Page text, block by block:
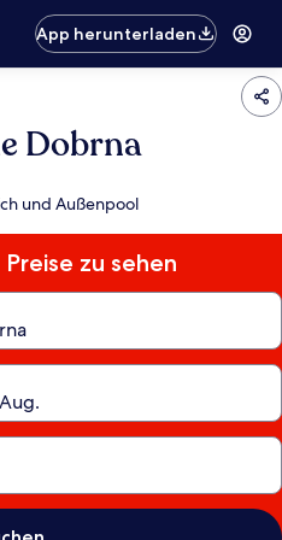
App herunterladen
Dobrna
und Außenpool
zu sehen